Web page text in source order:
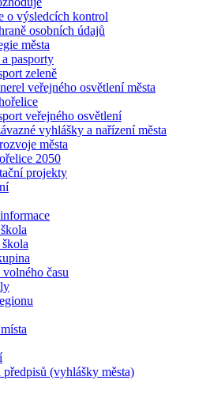
o výsledcích kontrol
osobních údajů
města
pasporty
zeleně
veřejného osvětlení města
veřejného osvětlení
vyhlášky a nařízení města
města
2050
projekty
času
(vyhlášky města)